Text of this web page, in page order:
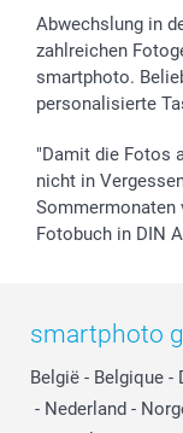
Abwechslung in
zahlreichen
smartphoto.
personalisierte
"Damit die Fotos
nicht in
Sommermonaten
Fotobuch in DIN
smartphoto
België - Belgique -
- Nederland -